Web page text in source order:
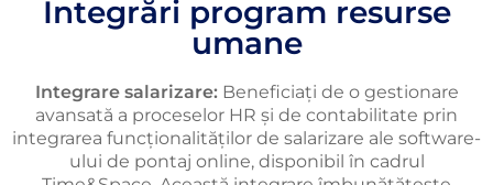
Integrări program resurse
umane
Integrare salarizare:Beneficiați de o gestionare
avansată a proceselor HR și de contabilitate prin
integrarea funcționalităților de salarizare ale software-
ului de pontaj online, disponibil în cadrul